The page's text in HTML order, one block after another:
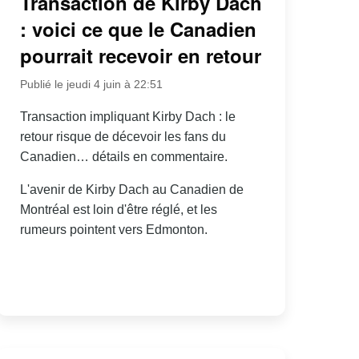
: voici ce que le Canadien
pourrait recevoir en retour
Publié le jeudi 4 juin à 22:51
Transaction impliquant Kirby Dach : le
retour risque de décevoir les fans du
Canadien… détails en commentaire.
L'avenir de Kirby Dach au Canadien de
Montréal est loin d'être réglé, et les
rumeurs pointent vers Edmonton.